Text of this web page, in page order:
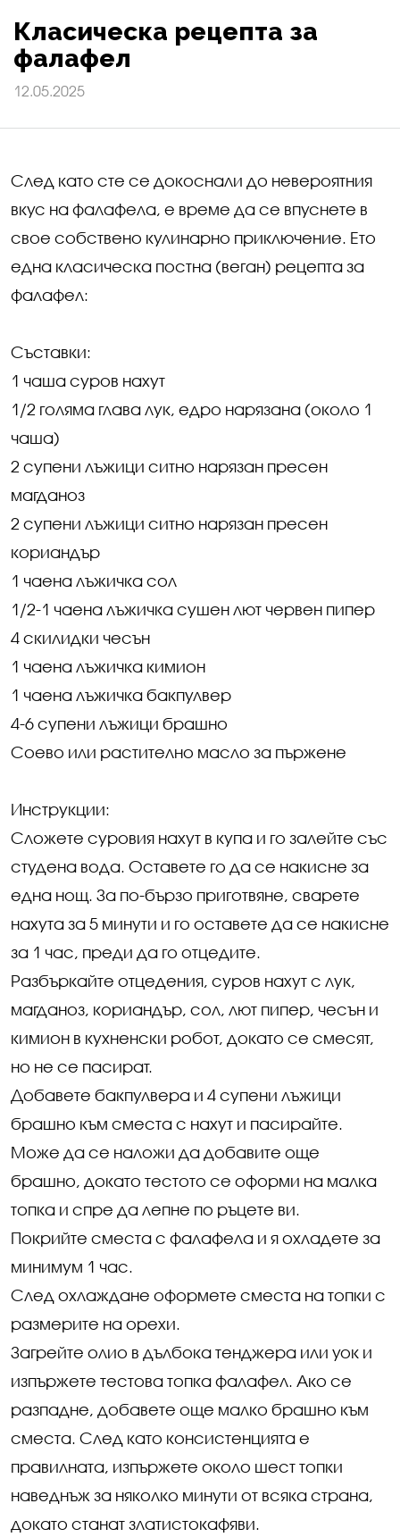
Класическа рецепта за
фалафел
12.05.2025
След като сте се докоснали до невероятния
вкус на фалафела, е време да се впуснете в
свое собствено кулинарно приключение. Ето
една класическа постна (веган) рецепта за
фалафел:
Съставки:
1 чаша суров нахут
1/2 голяма глава лук, едро нарязана (около 1
чаша)
2 супени лъжици ситно нарязан пресен
магданоз
2 супени лъжици ситно нарязан пресен
кориандър
1 чаена лъжичка сол
1/2-1 чаена лъжичка сушен лют червен пипер
4 скилидки чесън
1 чаена лъжичка кимион
1 чаена лъжичка бакпулвер
4-6 супени лъжици брашно
Соево или растително масло за пържене
Инструкции:
Сложете суровия нахут в купа и го залейте със
студена вода. Оставете го да се накисне за
една нощ. За по-бързо приготвяне, сварете
нахута за 5 минути и го оставете да се накисне
за 1 час, преди да го отцедите.
Разбъркайте отцедения, суров нахут с лук,
магданоз, кориандър, сол, лют пипер, чесън и
кимион в кухненски робот, докато се смесят,
но не се пасират.
Добавете бакпулвера и 4 супени лъжици
брашно към сместа с нахут и пасирайте.
Може да се наложи да добавите още
брашно, докато тестото се оформи на малка
топка и спре да лепне по ръцете ви.
Покрийте сместа с фалафела и я охладете за
минимум 1 час.
След охлаждане оформете сместа на топки с
размерите на орехи.
Загрейте олио в дълбока тенджера или уок и
изпържете тестова топка фалафел. Ако се
разпадне, добавете още малко брашно към
сместа. След като консистенцията е
правилната, изпържете около шест топки
наведнъж за няколко минути от всяка страна,
докато станат златистокафяви.